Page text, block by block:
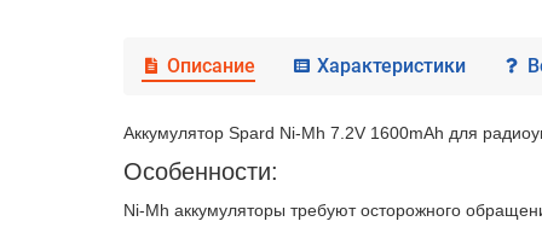
Описание Характеристики
Аккумулятор Spard Ni-Mh 7.2V 1600mAh для
Особенности:
Ni-Mh аккумуляторы требуют осторожного